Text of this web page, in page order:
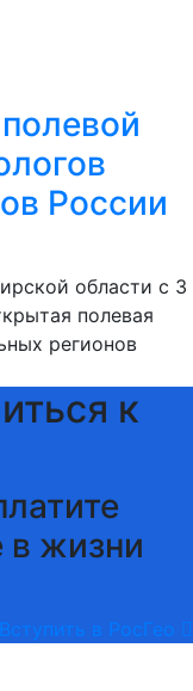
России
области с 3
полевая
регионов
к
в жизни
Вступить в РосГео